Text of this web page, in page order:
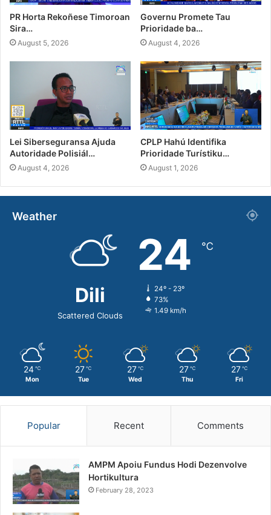
PR Horta Rekoñese Timoroan
Sira…
August 5, 2026
Governu Promete Tau
Prioridade ba…
August 4, 2026
Lei Siberseguransa Ajuda
Autoridade Polisiál…
August 4, 2026
CPLP Hahú Identifika
Prioridade Turístiku…
August 1, 2026
Weather
Dili
Scattered Clouds
24 ℃
24º - 23º
73%
1.49 km/h
24 ℃
Mon
27 ℃
Tue
27 ℃
Wed
27 ℃
Thu
27 ℃
Fri
Popular Recent Comments
AMPM Apoiu Fundus Hodi Dezenvolve
Hortikultura
February 28, 2023